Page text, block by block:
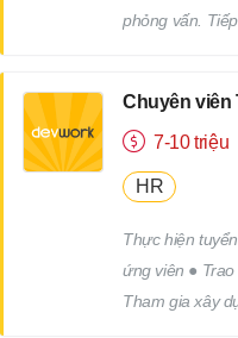
phỏng vấn.
Chuyên viên
7-10 triệu
HR
Thực hiện
ứng viên ● Trao
Tham gia xây